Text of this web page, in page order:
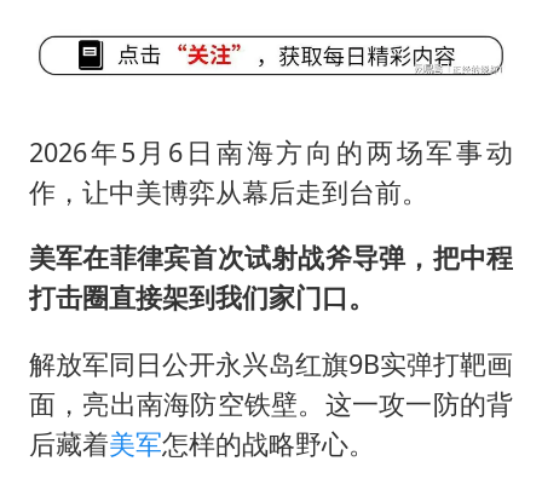
几元成本的AI广告导致千万市值蒸发
商场现钱学森巨幅海报 负责人回应
杭州全市有序停课
“不怕六爷挂得多 就怕六爷挂一颗”
全民健身事业高质量发展
乐享全民健身 共筑健康中国
2026年5月6日南海方向的两场军事动
作，让中美博弈从幕后走到台前。
美军在菲律宾首次试射战斧导弹，把中程
打击圈直接架到我们家门口。
解放军同日公开永兴岛红旗9B实弹打靶画
面，亮出南海防空铁壁。这一攻一防的背
后藏着美军怎样的战略野心。